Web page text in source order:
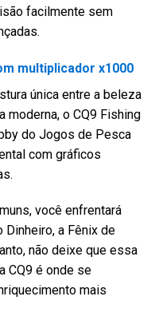
facilmente sem
multiplicador x1000
única entre a beleza
moderna, o CQ9 Fishing
do Jogos de Pesca
com gráficos
você enfrentará
a Fênix de
não deixe que essa
CQ9 é onde se
mais